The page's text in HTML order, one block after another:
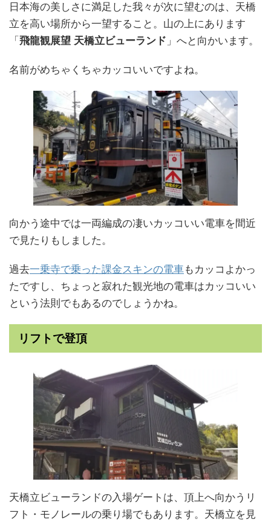
日本海の美しさに満足した我々が次に望むのは、天橋
立を高い場所から一望すること。山の上にあります
「 飛龍観展望 天橋立ビューランド 」へと向かいます。
名前がめちゃくちゃカッコいいですよね。
向かう途中では一両編成の凄いカッコいい電車を間近
で見たりもしました。
過去一乗寺で乗った課金スキンの電車もカッコよかっ
たですし、ちょっと寂れた観光地の電車はカッコいい
という法則でもあるのでしょうかね。
リフトで登頂
天橋立ビューランドの入場ゲートは、頂上へ向かうリ
フト・モノレールの乗り場でもあります。天橋立を見